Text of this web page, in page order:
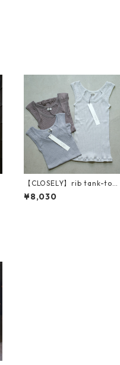
【CLOSELY】rib tank-top
(CLO2118)
¥8,030